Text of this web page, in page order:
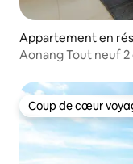
Appartement en
Aonang Tout neuf
Coup de cœur
Coup de cœur